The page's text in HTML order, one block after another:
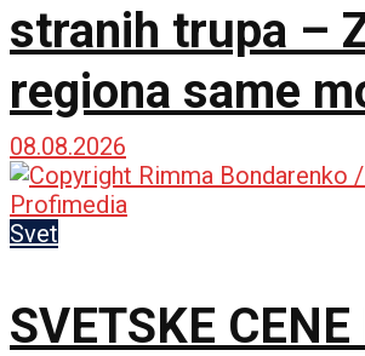
stranih trupa –
regiona same
osiguraju
08.08.2026
Svet
SVETSKE